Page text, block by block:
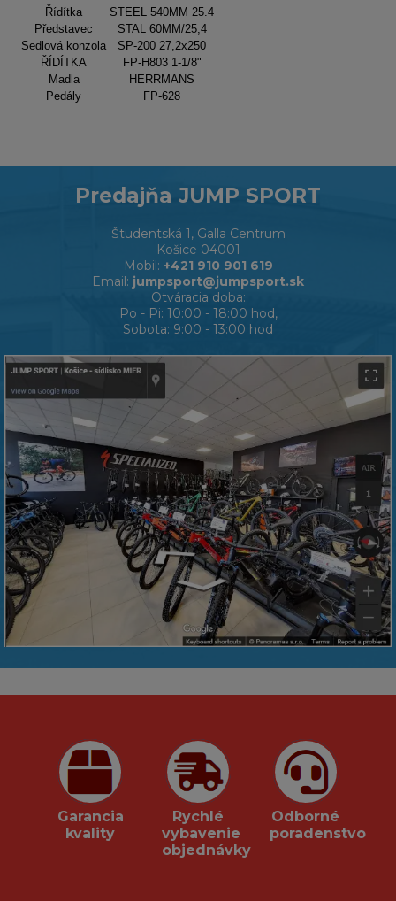
Řídítka
STEEL 540MM 25.4
Představec
STAL 60MM/25,4
Sedlová konzola
SP-200 27,2x250
ŘÍDÍTKA
FP-H803 1-1/8"
Madla
HERRMANS
Pedály
FP-628
Predajňa JUMP SPORT
Študentská 1, Galla Centrum
Košice 04001
Mobil: +421 910 901 619
Email: jumpsport@jumpsport.sk
Otváracia doba:
Po - Pi: 10:00 - 18:00 hod,
Sobota: 9:00 - 13:00 hod
Garancia
kvality
Rychlé
vybavenie
objednávky
Odborné
poradenstvo